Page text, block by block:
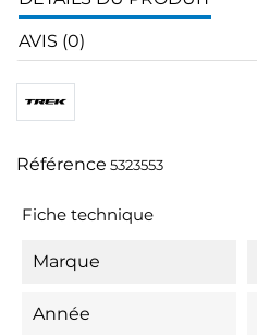
AVIS (0)
Référence 5323553
Fiche technique
Marque
Année